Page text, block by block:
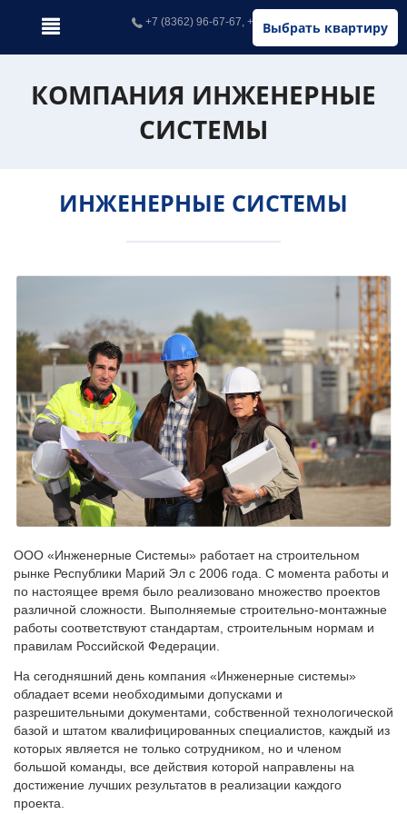
Выбрать квартиру
+7 (8362) 96-67-67, +7 (902) 326-67-67
КОМПАНИЯ ИНЖЕНЕРНЫЕ
СИСТЕМЫ
ИНЖЕНЕРНЫЕ СИСТЕМЫ
ООО «Инженерные Системы» работает на строительном
рынке Республики Марий Эл с 2006 года. С момента работы и
по настоящее время было реализовано множество проектов
различной сложности. Выполняемые строительно-монтажные
работы соответствуют стандартам, строительным нормам и
правилам Российской Федерации.
На сегодняшний день компания «Инженерные системы»
обладает всеми необходимыми допусками и
разрешительными документами, собственной технологической
базой и штатом квалифицированных специалистов, каждый из
которых является не только сотрудником, но и членом
большой команды, все действия которой направлены на
достижение лучших результатов в реализации каждого
проекта.